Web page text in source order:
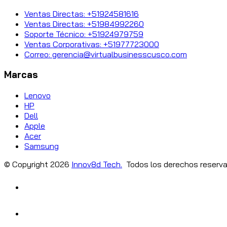
Ventas Directas: +51924581616
Ventas Directas: +51984992260
Soporte Técnico: +51924979759
Ventas Corporativas: +51977723000
Correo: gerencia@virtualbusinesscusco.com
Marcas
Lenovo
HP
Dell
Apple
Acer
Samsung
© Copyright 2026 Innov8d Tech. Todos los derechos